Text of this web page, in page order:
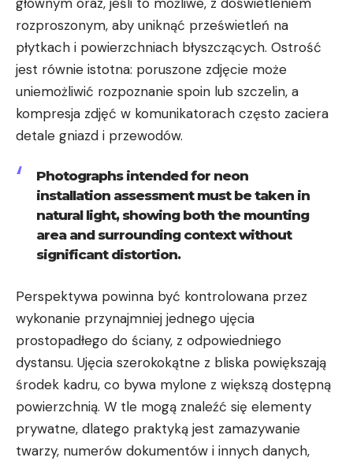
rozproszonym, aby uniknąć prześwietleń na
płytkach i powierzchniach błyszczących. Ostrość
jest równie istotna: poruszone zdjęcie może
uniemożliwić rozpoznanie spoin lub szczelin, a
kompresja zdjęć w komunikatorach często zaciera
detale gniazd i przewodów.
Photographs intended for neon
installation assessment must be taken in
natural light, showing both the mounting
area and surrounding context without
significant distortion.
Perspektywa powinna być kontrolowana przez
wykonanie przynajmniej jednego ujęcia
prostopadłego do ściany, z odpowiedniego
dystansu. Ujęcia szerokokątne z bliska powiększają
środek kadru, co bywa mylone z większą dostępną
powierzchnią. W tle mogą znaleźć się elementy
prywatne, dlatego praktyką jest zamazywanie
twarzy, numerów dokumentów i innych danych,